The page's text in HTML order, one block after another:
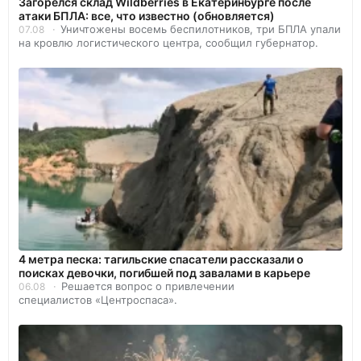
атаки БПЛА: все, что известно (обновляется)
07.08
Уничтожены восемь беспилотников, три БПЛА упали
на кровлю логистического центра, сообщил губернатор.
4 метра песка: тагильские спасатели рассказали о
поисках девочки, погибшей под завалами в карьере
06.08
Решается вопрос о привлечении
специалистов «Центроспаса».